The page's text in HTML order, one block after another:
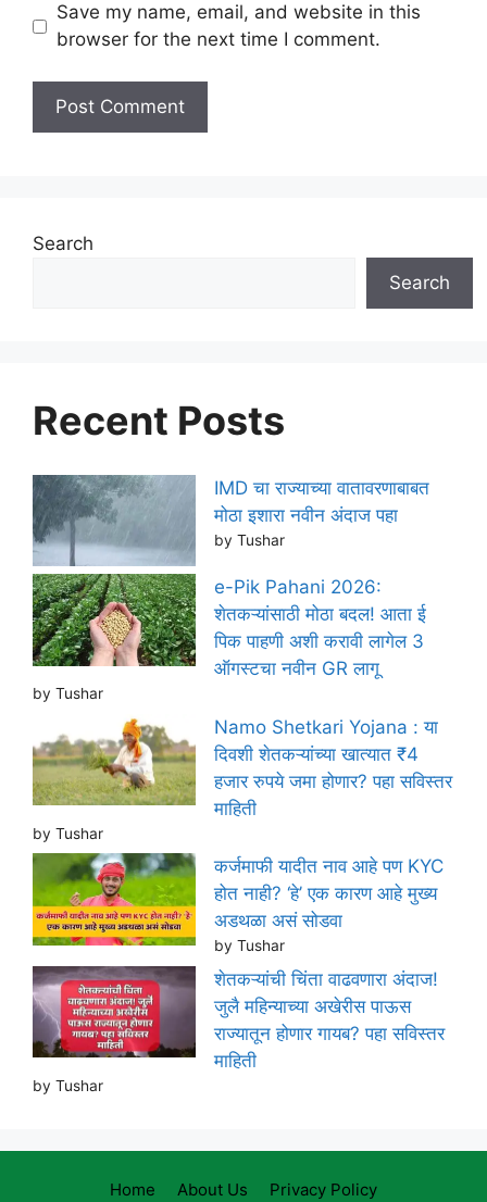
Save my name, email, and website in this
browser for the next time I comment.
Search
Search
Recent Posts
IMD चा राज्याच्या वातावरणाबाबत
मोठा इशारा नवीन अंदाज पहा
by Tushar
e-Pik Pahani 2026:
शेतकऱ्यांसाठी मोठा बदल! आता ई
पिक पाहणी अशी करावी लागेल 3
ऑगस्टचा नवीन GR लागू
by Tushar
Namo Shetkari Yojana : या
दिवशी शेतकऱ्यांच्या खात्यात ₹4
हजार रुपये जमा होणार? पहा सविस्तर
माहिती
by Tushar
कर्जमाफी यादीत नाव आहे पण KYC
होत नाही? ‘हे’ एक कारण आहे मुख्य
अडथळा असं सोडवा
by Tushar
शेतकऱ्यांची चिंता वाढवणारा अंदाज!
जुलै महिन्याच्या अखेरीस पाऊस
राज्यातून होणार गायब? पहा सविस्तर
माहिती
by Tushar
Home About Us Privacy Policy